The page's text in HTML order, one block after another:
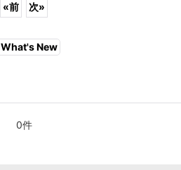
«前 次»
What's New
0件